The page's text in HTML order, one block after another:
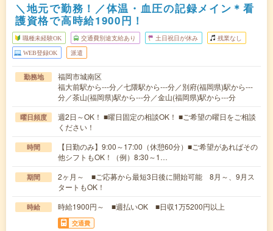
＼地元で勤務！／体温・血圧の記録メイン＊看
護資格で高時給1900円！
職種未経験OK 交通費別途支給あり 土日祝日が休み 残業なし
WEB登録OK 派遣
勤務地
福岡市城南区
福大前駅から---分／七隈駅から---分／別府(福岡県)駅から---
分／茶山(福岡県)駅から---分／金山(福岡県)駅から---分
曜日頻度
週2日～OK！ ■曜日固定の相談OK！ ■ご希望の曜日をご相談
ください！
時間
【日勤のみ】9:00～17:00（休憩60分）■ご希望があればその
他シフトもOK！（例）8:30～1…
期間
2ヶ月～ ■ご応募から最短3日後に開始可能 8月～、9月ス
タートもOK！
時給 時給1900円～ ■週払いOK ■日収1万5200円以上
交通費